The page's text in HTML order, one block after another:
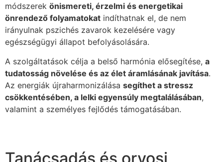
módszerek önismereti, érzelmi és energetikai
önrendező folyamatokat indíthatnak el, de nem
irányulnak pszichés zavarok kezelésére vagy
egészségügyi állapot befolyásolására.
A szolgáltatások célja a belső harmónia elősegítése, a
tudatosság növelése és az élet áramlásának javítása.
Az energiák újraharmonizálása segíthet a stressz
csökkentésében, a lelki egyensúly megtalálásában,
valamint a személyes fejlődés támogatásában.